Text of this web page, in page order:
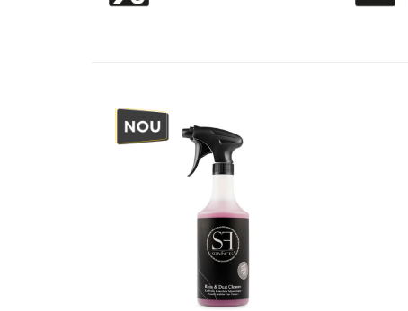
CONSUMABILE AUTO